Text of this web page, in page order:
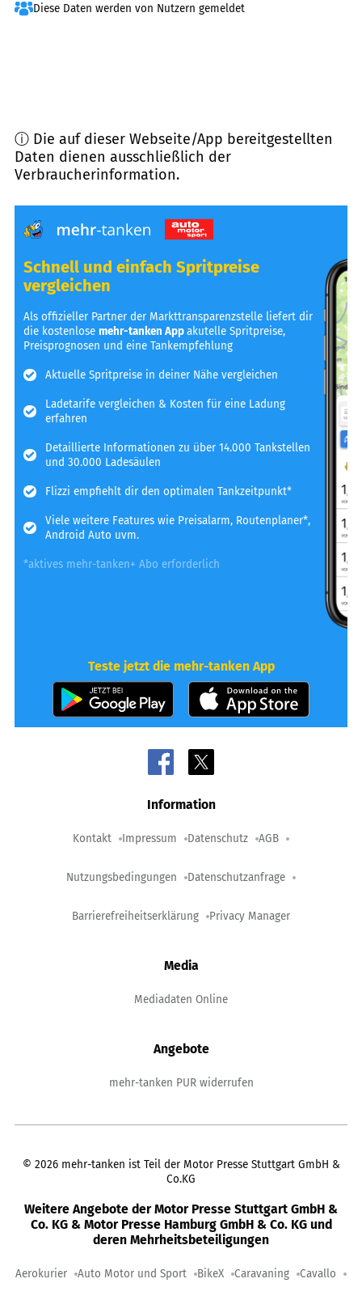
Diese Daten werden von Nutzern gemeldet
ⓘ Die auf dieser Webseite/App bereitgestellten
Daten dienen ausschließlich der
Verbraucherinformation.
Schnell und einfach Spritpreise
vergleichen
Als offizieller Partner der Markttransparenzstelle liefert dir
die kostenlosemehr-tanken Appakutelle Spritpreise,
Preisprognosen und eine Tankempfehlung
Aktuelle Spritpreise in deiner Nähe vergleichen
Ladetarife vergleichen & Kosten für eine Ladung
erfahren
Detaillierte Informationen zu über 14.000 Tankstellen
und 30.000 Ladesäulen
Flizzi empfiehlt dir den optimalen Tankzeitpunkt*
Viele weitere Features wie Preisalarm, Routenplaner*,
Android Auto uvm.
*aktives mehr-tanken+ Abo erforderlich
Teste jetzt die mehr-tanken App
Information
Kontakt Impressum Datenschutz AGB
Nutzungsbedingungen Datenschutzanfrage
Barrierefreiheitserklärung Privacy Manager
Media
Mediadaten Online
Angebote
mehr-tanken PUR widerrufen
© 2026 mehr-tanken ist Teil der Motor Presse Stuttgart GmbH &
Co.KG
Weitere Angebote der Motor Presse Stuttgart GmbH &
Co. KG & Motor Presse Hamburg GmbH & Co. KG und
deren Mehrheitsbeteiligungen
Aerokurier Auto Motor und Sport BikeX Caravaning Cavallo